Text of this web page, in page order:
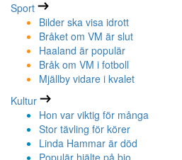
Sport
Bilder ska visa idrott
Bråket om VM är slut
Haaland är populär
Bråk om VM i fotboll
Mjällby vidare i kvalet
Kultur
Hon var viktig för många
Stor tävling för körer
Linda Hammar är död